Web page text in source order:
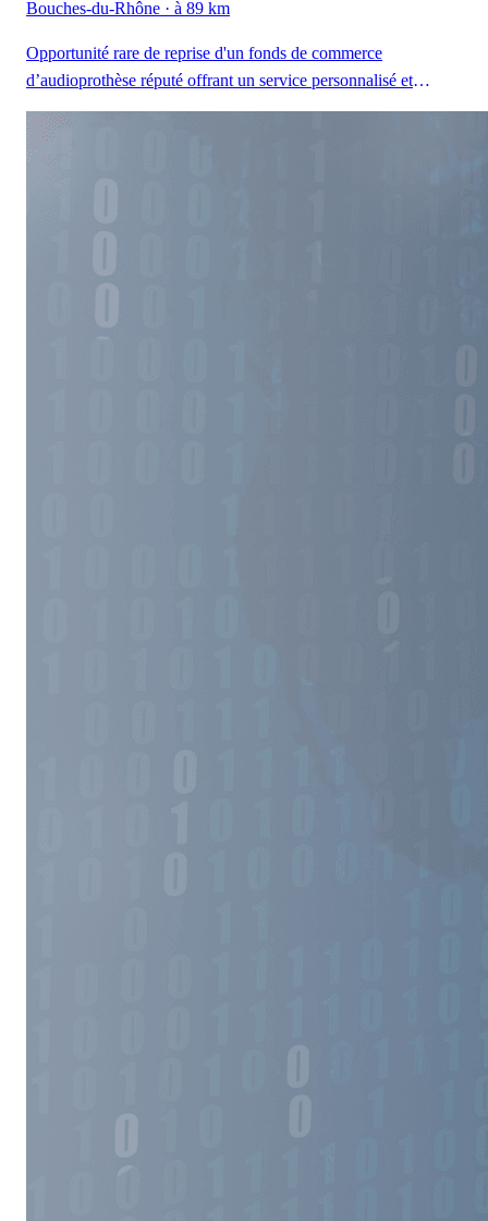
Bouches-du-Rhône · à 89 km
Opportunité rare de reprise d'un fonds de commerce
d’audioprothèse réputé offrant un service personnalisé et
complet. Une structure solide, rentable et de proximité avec
plusieurs centres dans le département.